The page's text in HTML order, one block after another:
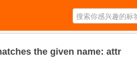
the given name: attr